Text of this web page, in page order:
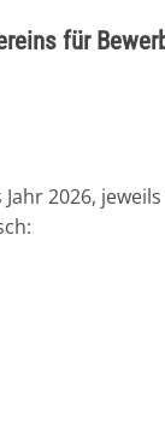
für
2026,